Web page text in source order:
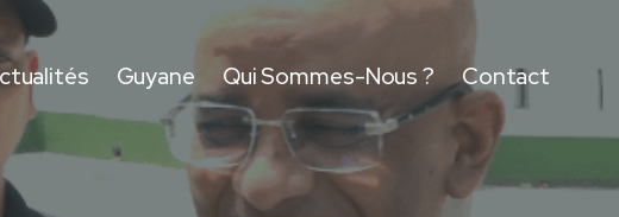
Guyane Qui Sommes-Nous ? Contact